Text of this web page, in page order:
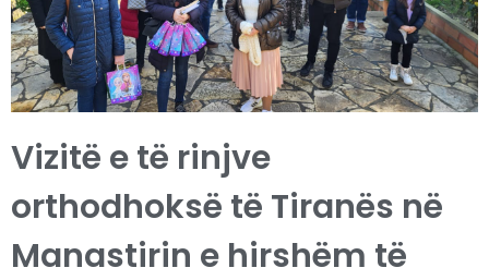
Vizitë e të rinjve
orthodhoksë të Tiranës në
Manastirin e hirshëm të